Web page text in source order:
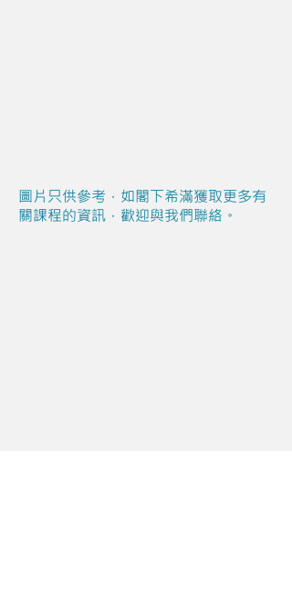
圖片只供參考，如閣下希滿獲取更多有
關課程的資訊，歡迎與我們聯絡。